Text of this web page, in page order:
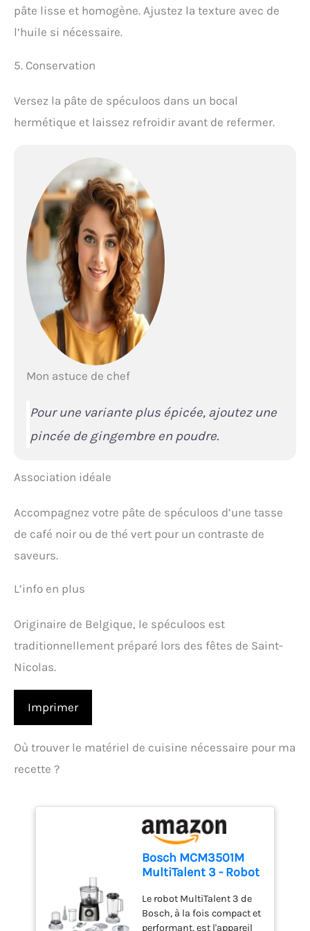
pâte lisse et homogène. Ajustez la texture avec de
l’huile si nécessaire.
5. Conservation
Versez la pâte de spéculoos dans un bocal
hermétique et laissez refroidir avant de refermer.
Mon astuce de chef
Pour une variante plus épicée, ajoutez une
pincée de gingembre en poudre.
Association idéale
Accompagnez votre pâte de spéculoos d’une tasse
de café noir ou de thé vert pour un contraste de
saveurs.
L’info en plus
Originaire de Belgique, le spéculoos est
traditionnellement préparé lors des fêtes de Saint-
Nicolas.
Imprimer
Où trouver le matériel de cuisine nécessaire pour ma
recette ?
Bosch MCM3501M
MultiTalent 3 - Robot
moteur, Blender
Le robot MultiTalent 3 de
Bosch, à la fois compact et
performant, est l'appareil